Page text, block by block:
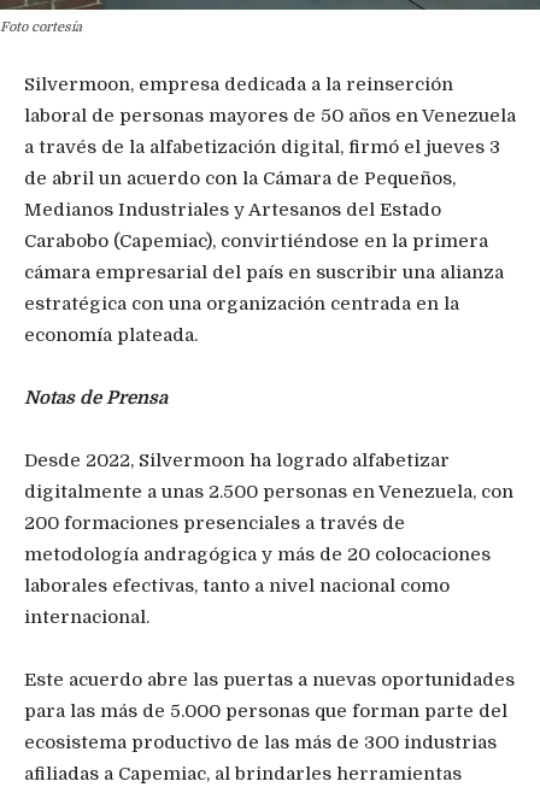
Foto cortesía
Silvermoon, empresa dedicada a la reinserción
laboral de personas mayores de 50 años en Venezuela
a través de la alfabetización digital, firmó el jueves 3
de abril un acuerdo con la Cámara de Pequeños,
Medianos Industriales y Artesanos del Estado
Carabobo (Capemiac), convirtiéndose en la primera
cámara empresarial del país en suscribir una alianza
estratégica con una organización centrada en la
economía plateada.
Notas de Prensa
Desde 2022, Silvermoon ha logrado alfabetizar
digitalmente a unas 2.500 personas en Venezuela, con
200 formaciones presenciales a través de
metodología andragógica y más de 20 colocaciones
laborales efectivas, tanto a nivel nacional como
internacional.
Este acuerdo abre las puertas a nuevas oportunidades
para las más de 5.000 personas que forman parte del
ecosistema productivo de las más de 300 industrias
afiliadas a Capemiac, al brindarles herramientas